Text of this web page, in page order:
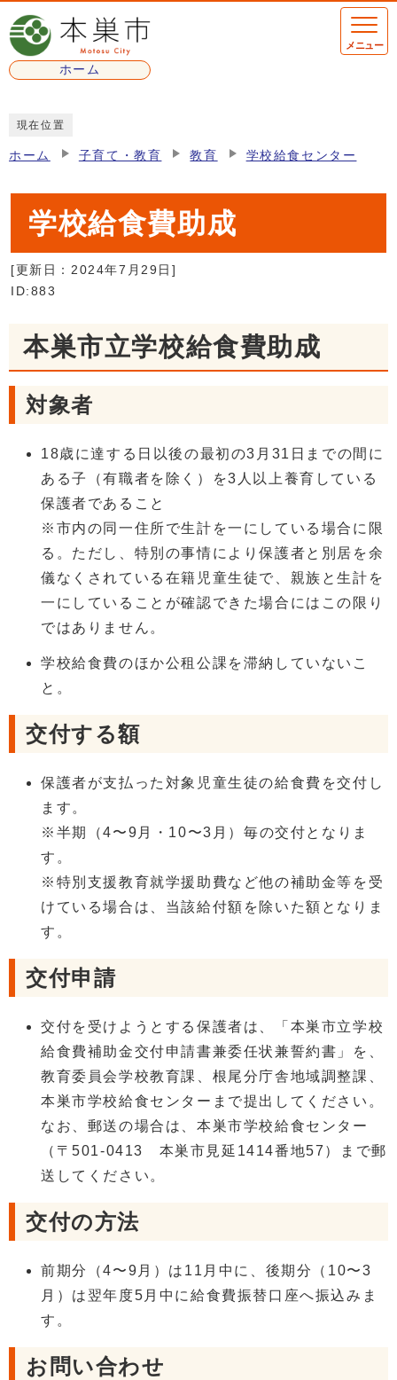
ページの先頭です
ホーム
メニュー
現在位置
ホーム 子育て・教育 教育 学校給食センター
学校給食費助成
[更新日： 2024年7月29日 ]
ID:883
本巣市立学校給食費助成
対象者
18歳に達する日以後の最初の3月31日までの間に
ある子（有職者を除く）を3人以上養育している
保護者であること
※市内の同一住所で生計を一にしている場合に限
る。ただし、特別の事情により保護者と別居を余
儀なくされている在籍児童生徒で、親族と生計を
一にしていることが確認できた場合にはこの限り
ではありません。
学校給食費のほか公租公課を滞納していないこ
と。
交付する額
保護者が支払った対象児童生徒の給食費を交付し
ます。
※半期（4〜9月・10〜3月）毎の交付となりま
す。
※特別支援教育就学援助費など他の補助金等を受
けている場合は、当該給付額を除いた額となりま
す。
交付申請
交付を受けようとする保護者は、「本巣市立学校
給食費補助金交付申請書兼委任状兼誓約書」を、
教育委員会学校教育課、根尾分庁舎地域調整課、
本巣市学校給食センターまで提出してください。
なお、郵送の場合は、本巣市学校給食センター
（〒501-0413 本巣市見延1414番地57）まで郵
送してください。
交付の方法
前期分（4〜9月）は11月中に、後期分（10〜3
月）は翌年度5月中に給食費振替口座へ振込みま
す。
お問い合わせ